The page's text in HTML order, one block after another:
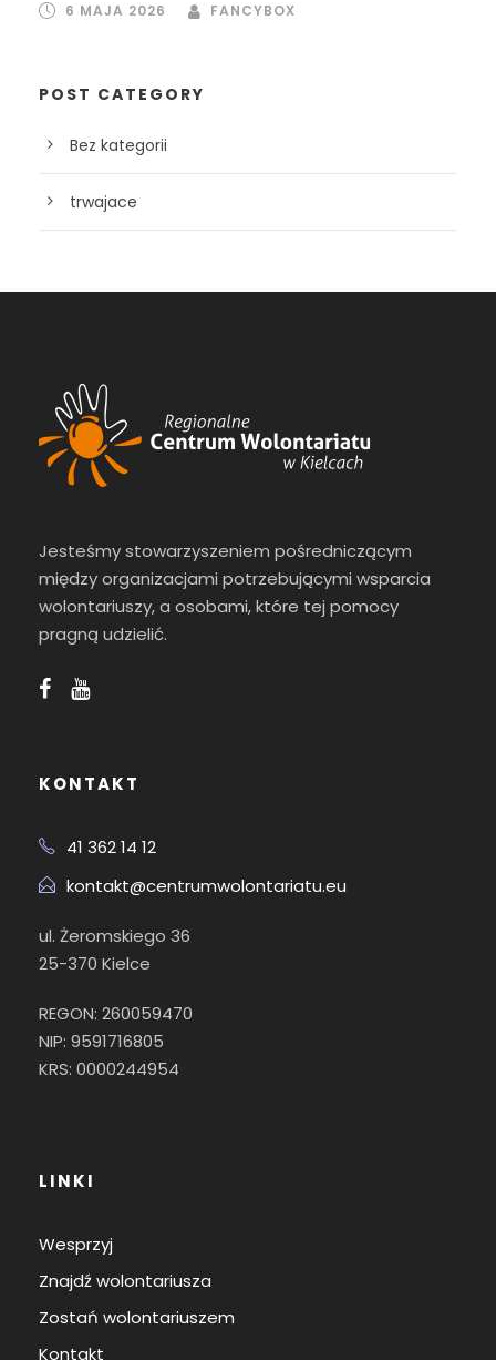
6 MAJA 2026 FANCYBOX
POST CATEGORY
Bez kategorii
trwajace
Jesteśmy stowarzyszeniem pośredniczącym
między organizacjami potrzebującymi wsparcia
wolontariuszy, a osobami, które tej pomocy
pragną udzielić.
KONTAKT
41 362 14 12
kontakt@centrumwolontariatu.eu
ul. Żeromskiego 36
25-370 Kielce
REGON: 260059470
NIP: 9591716805
KRS: 0000244954
LINKI
Wesprzyj
Znajdź wolontariusza
Zostań wolontariuszem
Kontakt